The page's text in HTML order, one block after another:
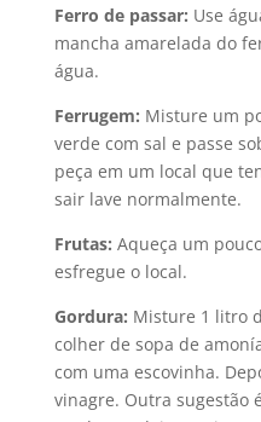
Ferro de passar: Use
mancha amarelada do
água.
Ferrugem: Misture um
verde com sal e passe
peça em um local que
sair lave normalmente.
Frutas: Aqueça um
esfregue o local.
Gordura: Misture 1 litro
colher de sopa de
com uma escovinha.
vinagre. Outra sugestão